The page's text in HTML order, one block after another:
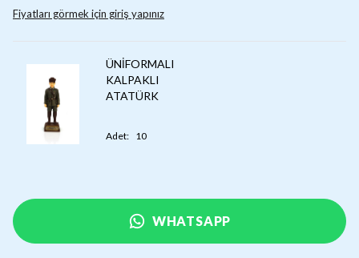
Fiyatları görmek için giriş yapınız
ÜNİFORMALI
KALPAKLI
ATATÜRK
Adet: 10
WHATSAPP